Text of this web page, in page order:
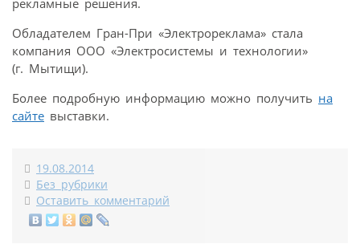
Обладателем Гран-При «Электрореклама» стала
компания ООО «Электросистемы и технологии»
(г. Мытищи).
Более подробную информацию можно получить на
сайте выставки.
19.08.2014
Без рубрики
Оставить комментарий